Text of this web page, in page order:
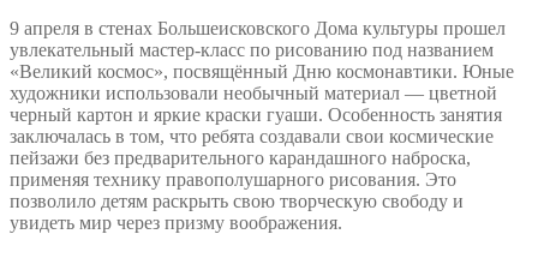
9 апреля в стенах Большеисковского Дома культуры прошел
увлекательный мастер-класс по рисованию под названием
«Великий космос», посвящённый Дню космонавтики. Юные
художники использовали необычный материал — цветной
черный картон и яркие краски гуаши. Особенность занятия
заключалась в том, что ребята создавали свои космические
пейзажи без предварительного карандашного наброска,
применяя технику правополушарного рисования. Это
позволило детям раскрыть свою творческую свободу и
увидеть мир через призму воображения.